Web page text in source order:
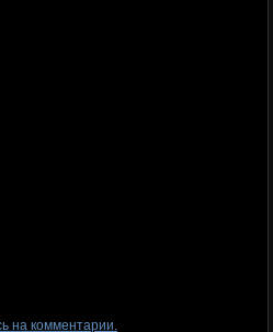
на комментарии.